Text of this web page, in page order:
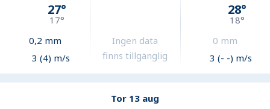
27°
17°
0,2 mm
3 (4) m/s
Ingen data
finns tillgänglig
28°
18°
0 mm
3 (- -) m/s
Tor 13 aug